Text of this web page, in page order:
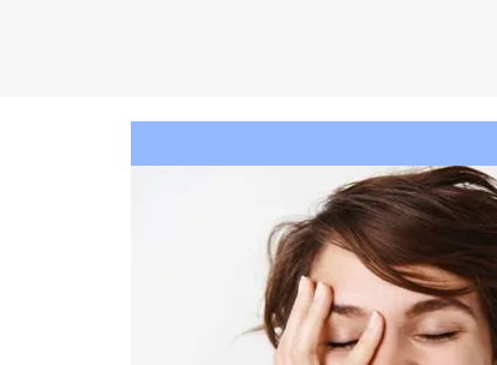
CENTRO
KADAMP